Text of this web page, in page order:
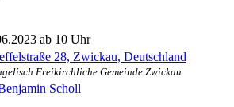
ab 10 Uhr
28, Zwickau, Deutschland
Freikirchliche Gemeinde Zwickau
Scholl